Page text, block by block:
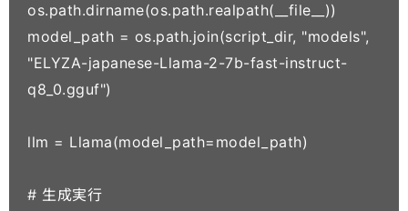
os.path.dirname(os.path.realpath(__file__))
model_path = os.path.join(script_dir, "models",
"ELYZA-japanese-Llama-2-7b-fast-instruct-
q8_0.gguf")
llm = Llama(model_path=model_path)
# 生成実行